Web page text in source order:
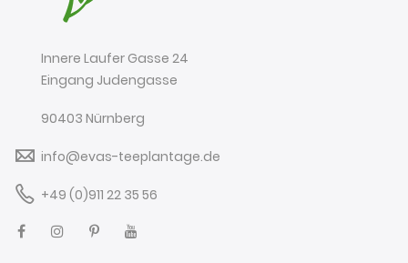
Innere Laufer Gasse 24
Eingang Judengasse
90403 Nürnberg
info@evas-teeplantage.de
+49 (0)911 22 35 56